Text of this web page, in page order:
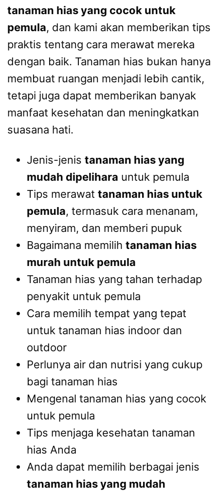
tanaman hias yang cocok untuk
pemula, dan kami akan memberikan tips
praktis tentang cara merawat mereka
dengan baik. Tanaman hias bukan hanya
membuat ruangan menjadi lebih cantik,
tetapi juga dapat memberikan banyak
manfaat kesehatan dan meningkatkan
suasana hati.
Jenis-jenis tanaman hias yang
mudah dipelihara untuk pemula
Tips merawat tanaman hias untuk
pemula, termasuk cara menanam,
menyiram, dan memberi pupuk
Bagaimana memilih tanaman hias
murah untuk pemula
Tanaman hias yang tahan terhadap
penyakit untuk pemula
Cara memilih tempat yang tepat
untuk tanaman hias indoor dan
outdoor
Perlunya air dan nutrisi yang cukup
bagi tanaman hias
Mengenal tanaman hias yang cocok
untuk pemula
Tips menjaga kesehatan tanaman
hias Anda
Anda dapat memilih berbagai jenis
tanaman hias yang mudah